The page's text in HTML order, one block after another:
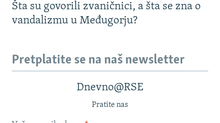
Šta su govorili zvaničnici, a šta se zna o
vandalizmu u Međugorju?
Pretplatite se na naš newsletter
Dnevno@RSE
Pratite nas